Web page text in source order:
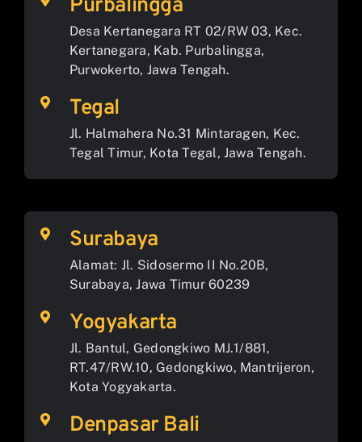
Purbalingga
Desa Kertanegara RT 02/RW 03, Kec.
Kertanegara, Kab. Purbalingga,
Purwokerto, Jawa Tengah.
Tegal
Jl. Halmahera No.31 Mintaragen, Kec.
Tegal Timur, Kota Tegal, Jawa Tengah.
Surabaya
Alamat: Jl. Sidosermo II No.20B,
Surabaya, Jawa Timur 60239
Yogyakarta
Jl. Bantul, Gedongkiwo MJ.1/881,
RT.47/RW.10, Gedongkiwo, Mantrijeron,
Kota Yogyakarta.
Denpasar Bali